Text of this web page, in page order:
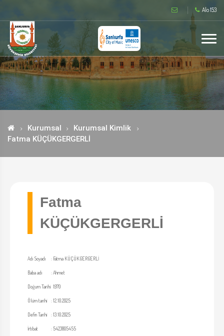
Alo 153
Kurumsal
Kurumsal Kimlik
Fatma KÜÇÜKGERGERLİ
Fatma
KÜÇÜKGERGERLİ
Adı Soyadı : Fatma KÜÇÜKGERGERLİ
Baba adı :Ahmet
Doğum Tarihi 1970
Ölüm tarihi :12.10.2025
Defin Tarihi :13.10.2025
İrtibat :5423805455